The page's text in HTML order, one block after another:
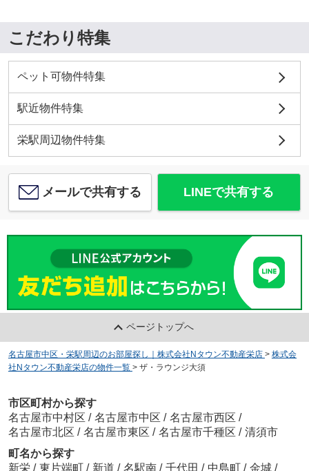
こだわり特集
ペット可物件特集
駅近物件特集
栄駅周辺物件特集
メールで共有する LINEで共有する
ページトップへ
名古屋市中区・栄駅周辺のお部屋探し｜株式会社Nタウン不動産栄店 > 株式会
社Nタウン不動産栄店の物件一覧 > ザ・ラウンジ大須
市区町村から探す
名古屋市中村区 / 名古屋市中区 / 名古屋市西区 /
名古屋市北区 / 名古屋市東区 / 名古屋市千種区 / 清須市
町名から探す
新栄 / 東片端町 / 新道 / 名駅南 / 千代田 / 中島町 / 金城 /